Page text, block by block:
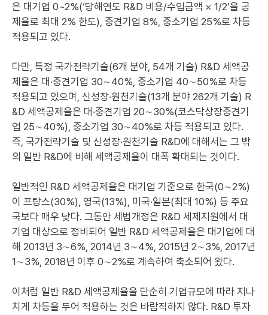
은 대기업 0~2%(‘당해연도 R&D 비용/수입금액 × 1/2’을 공
제율로 최대 2% 한도), 중견기업 8%, 중소기업 25%로 차등
적용되고 있다.
다만, 특정 국가전략기술(6개 분야, 54개 기술) R&D 세액공
제율은 대·중견기업 30∼40%, 중소기업 40∼50%로 차등
적용되고 있으며, 신성장·원천기술(13개 분야 262개 기술) R
&D 세액공제율은 대·중견기업 20∼30%(코스닥상장중견기
업 25∼40%), 중소기업 30∼40%로 차등 적용되고 있다.
즉, 국가전략기술 및 신성장·원천기술 R&D에 대해서는 그 밖
의 일반 R&D에 비해 세액공제율이 대폭 확대되는 것이다.
일반적인 R&D 세액공제율은 대기업 기준으로 한국(0∼2%)
이 프랑스(30%), 영국(13%), 미국·일본(최대 10%) 등 주요
국보다 매우 낮다. 그동안 세법개정은 R&D 세제지원에서 대
기업 대상으로 정비되어 일반 R&D 세액공제율은 대기업에 대
해 2013년 3∼6%, 2014년 3∼4%, 2015년 2∼3%, 2017년
1∼3%, 2018년 이후 0∼2%로 계속하여 축소되어 왔다.
이처럼 일반 R&D 세액공제율을 단순히 기업규모에 따라 지나
치게 차등을 두어 적용하는 것은 바람직하지 않다. R&D 투자